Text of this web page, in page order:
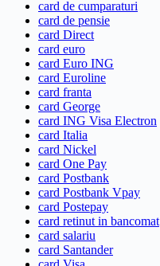
card de cumparaturi
card de pensie
card Direct
card euro
card Euro ING
card Euroline
card franta
card George
card ING Visa Electron
card Italia
card Nickel
card One Pay
card Postbank
card Postbank Vpay
card Postepay
card retinut in bancomat
card salariu
card Santander